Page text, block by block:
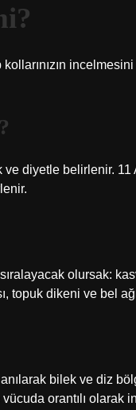
incelmesini
diyetle belirlenir. 11
olursak:
dikeni ve bel
bilek ve diz
orantılı olarak